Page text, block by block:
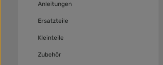
Anleitungen
Ersatzteile
Kleinteile
Zubehör